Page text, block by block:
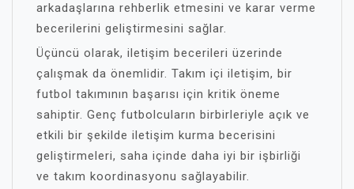
arkadaşlarına rehberlik etmesini ve karar verme
becerilerini geliştirmesini sağlar.
Üçüncü olarak, iletişim becerileri üzerinde
çalışmak da önemlidir. Takım içi iletişim, bir
futbol takımının başarısı için kritik öneme
sahiptir. Genç futbolcuların birbirleriyle açık ve
etkili bir şekilde iletişim kurma becerisini
geliştirmeleri, saha içinde daha iyi bir işbirliği
ve takım koordinasyonu sağlayabilir.